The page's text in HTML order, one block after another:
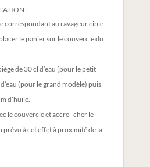
:
correspondant au ravageur cible
le panier sur le couvercle du
de 30 cl d’eau (pour le petit
(pour le grand modèle) puis
d’huile.
le couvercle et accro- cher le
prévu à cet effet à proximité de la